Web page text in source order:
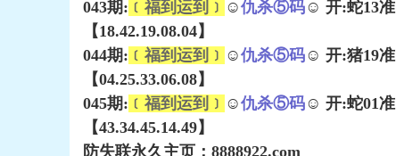
043期: ﹝福到运到﹞ ☺仇杀⑤码☺ 开:蛇13准
【18.42.19.08.04】
044期: ﹝福到运到﹞ ☺仇杀⑤码☺ 开:猪19准
【04.25.33.06.08】
045期: ﹝福到运到﹞ ☺仇杀⑤码☺ 开:蛇01准
【43.34.45.14.49】
防失联永久主页：8888922.com